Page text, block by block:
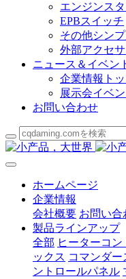
エンジンス
EPBスイッチ
その他シン
外部アクセ
ニュース＆イベン
企業情報ト
展示会イベン
お問い合わせ
ホームページ
企業情報
会社概要 お問い合
製品ラインアップ
全部 ヒーターコ
ックス コマンダ
ントロールパネル